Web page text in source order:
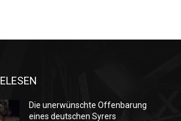
Die unerwünschte Offenbarung
eines deutschen Syrers